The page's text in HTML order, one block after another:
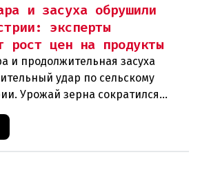
и засуха обрушили
эксперты
рост цен на продукты
и продолжительная засуха
удар по сельскому
Урожай зерна сократился
80 процентов.